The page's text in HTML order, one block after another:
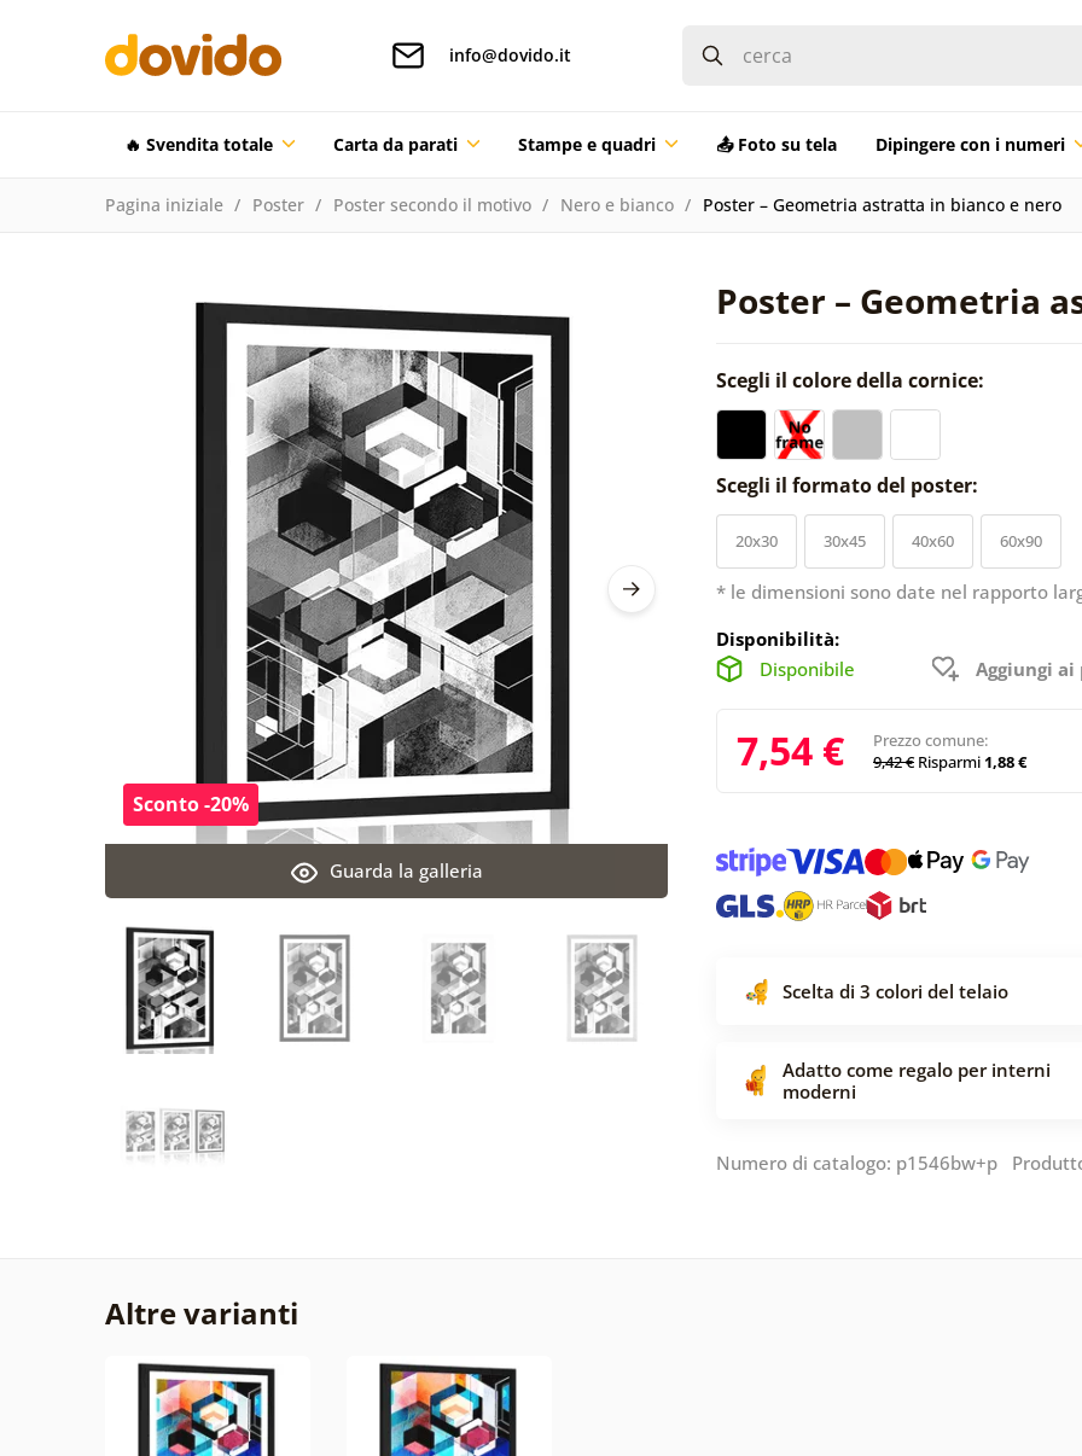
info@dovido.it
🔥 Svendita totale Carta da parati Stampe e quadri 📤 Foto su tela Dipingere con i numeri
Pagina iniziale Poster Poster secondo il motivo Nero e bianco Poster – Geometria astratta in bianco e nero
Poster – Geometria
Guarda la galleria
Sconto -20%
Scegli il colore della cornice:
Scegli il formato del poster:
20x30 30x45 40x60 60x90
* le dimensioni sono date nel rapporto
Disponibilità:
Disponibile
Aggiungi
7,54 €
Prezzo comune:
9,42 € Risparmi 1,88 €
Scelta di 3 colori del telaio
Adatto come regalo per interni
moderni
Numero di catalogo: p1546bw+p
Altre varianti